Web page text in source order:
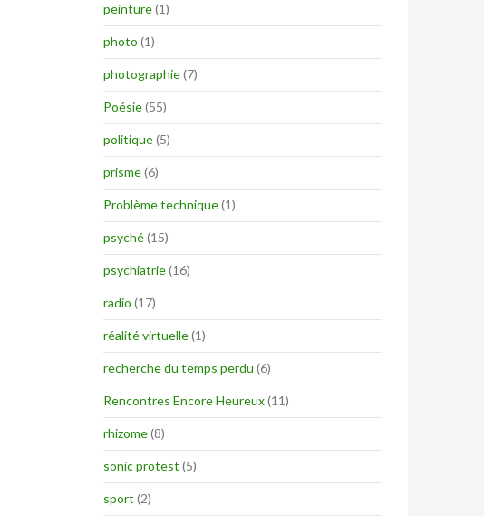
peinture(1)
photo (1)
photographie(7)
Poésie(55)
politique(5)
prisme(6)
Problème technique(1)
psyché(15)
psychiatrie(16)
radio (17)
réalité virtuelle(1)
recherche du temps perdu (6)
Rencontres Encore Heureux(11)
rhizome(8)
sonic protest (5)
sport (2)